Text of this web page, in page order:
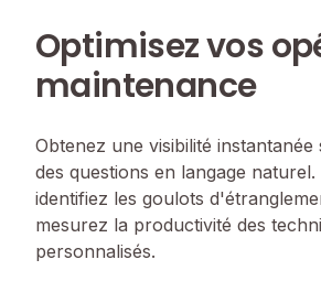
Optimisez vos
maintenance
Obtenez une visibilité
des questions en langage
identifiez les goulots
mesurez la productivité des
personnalisés.